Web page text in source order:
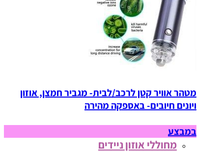
מטהר אוויר קטן לרכב/לבית- מגביר חמצן, אוזון
ויונים חיובים- באספקה מהירה
במבצע
מחוללי אוזון ניידים